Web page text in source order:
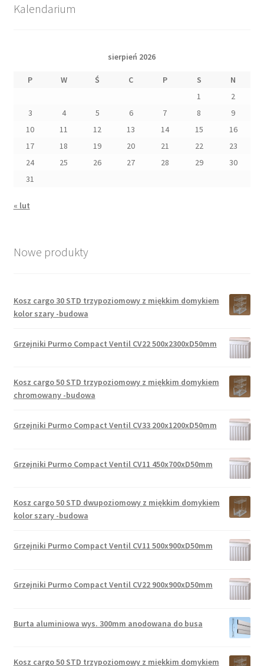
Kalendarium
sierpień 2026
P W Ś C P S
N
1
2
3
4 5 6 7 8
9
10
11 12 13 14 15
16
17
18 19 20 21 22
23
24
25 26 27 28 29
30
31
« lut
Nowe produkty
Kosz cargo 30 STD trzypoziomowy z miękkim domykiem
kolor szary -budowa
Grzejniki Purmo Compact Ventil CV22 500x2300xD50mm
Kosz cargo 50 STD trzypoziomowy z miękkim domykiem
chromowany -budowa
Grzejniki Purmo Compact Ventil CV33 200x1200xD50mm
Grzejniki Purmo Compact Ventil CV11 450x700xD50mm
Kosz cargo 50 STD dwupoziomowy z miękkim domykiem
kolor szary -budowa
Grzejniki Purmo Compact Ventil CV11 500x900xD50mm
Grzejniki Purmo Compact Ventil CV22 900x900xD50mm
Burta aluminiowa wys. 300mm anodowana do busa
Kosz cargo 50 STD trzypoziomowy z miękkim domykiem